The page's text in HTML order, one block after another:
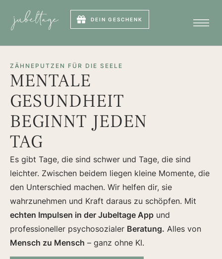
DEIN GESCHENK
ZÄHNEPUTZEN FÜR DIE SEELE
MENTALE
GESUNDHEIT
BEGINNT JEDEN
TAG
Es gibt Tage, die sind schwer und Tage, die sind
leichter. Zwischen beidem liegen kleine Momente, die
den Unterschied machen. Wir helfen dir, sie
wahrzunehmen und Kraft daraus zu schöpfen. Mit
echten Impulsen in der Jubeltage App und
professioneller psychosozialer Beratung. Alles von
Mensch zu Mensch – ganz ohne KI.